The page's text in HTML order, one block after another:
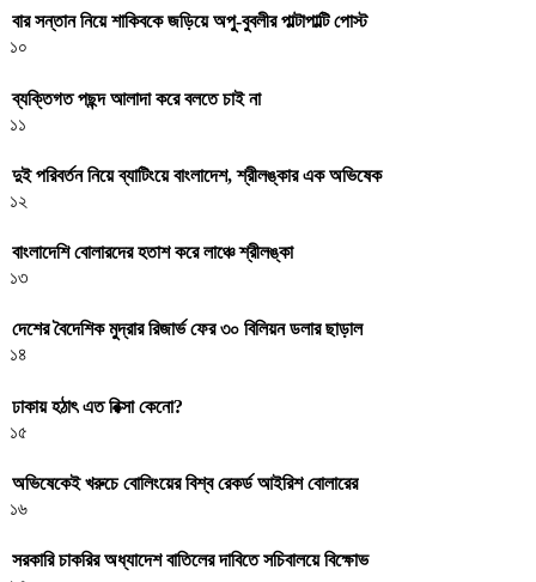
বার সন্তান নিয়ে শাকিবকে জড়িয়ে অপু-বুবলীর পাল্টাপাল্টি পোস্ট
১০
ব্যক্তিগত পছন্দ আলাদা করে বলতে চাই না
১১
দুই পরিবর্তন নিয়ে ব্যাটিংয়ে বাংলাদেশ, শ্রীলঙ্কার এক অভিষেক
১২
বাংলাদেশি বোলারদের হতাশ করে লাঞ্চে শ্রীলঙ্কা
১৩
দেশের বৈদেশিক মুদ্রার রিজার্ভ ফের ৩০ বিলিয়ন ডলার ছাড়াল
১৪
ঢাকায় হঠাৎ এত রিক্সা কেনো?
১৫
অভিষেকেই খরুচে বোলিংয়ের বিশ্ব রেকর্ড আইরিশ বোলারের
১৬
সরকারি চাকরির অধ্যাদেশ বাতিলের দাবিতে সচিবালয়ে বিক্ষোভ